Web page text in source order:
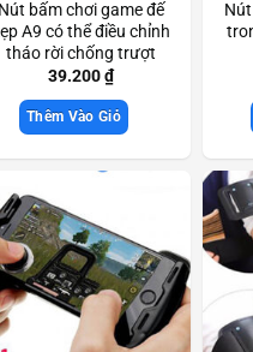
Nút bấm chơi game đế
A9 có thể điều chỉnh
tháo rời chống trượt
Scd3185
39.200₫
Thêm Vào Giỏ